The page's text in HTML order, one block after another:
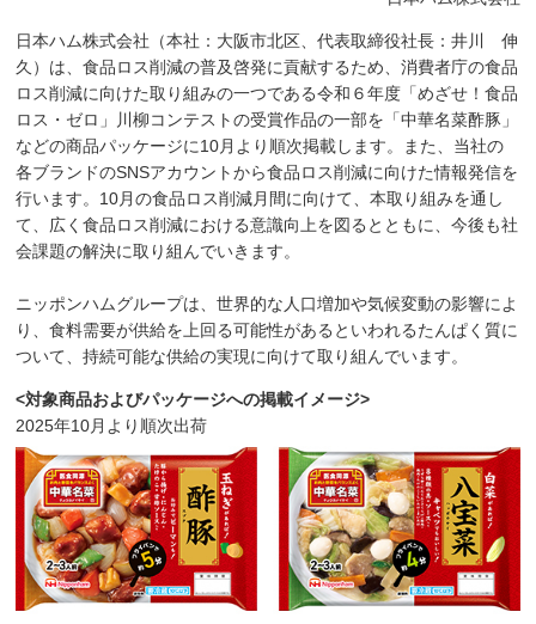
日本ハム株式会社（本社：大阪市北区、代表取締役社長：井川 伸
久）は、食品ロス削減の普及啓発に貢献するため、消費者庁の食品
ロス削減に向けた取り組みの一つである令和６年度「めざせ！食品
ロス・ゼロ」川柳コンテストの受賞作品の一部を「中華名菜酢豚」
などの商品パッケージに10月より順次掲載します。また、当社の
各ブランドのSNSアカウントから食品ロス削減に向けた情報発信を
行います。10月の食品ロス削減月間に向けて、本取り組みを通し
て、広く食品ロス削減における意識向上を図るとともに、今後も社
会課題の解決に取り組んでいきます。
ニッポンハムグループは、世界的な人口増加や気候変動の影響によ
り、食料需要が供給を上回る可能性があるといわれるたんぱく質に
ついて、持続可能な供給の実現に向けて取り組んでいます。
<対象商品およびパッケージへの掲載イメージ>
2025年10月より順次出荷